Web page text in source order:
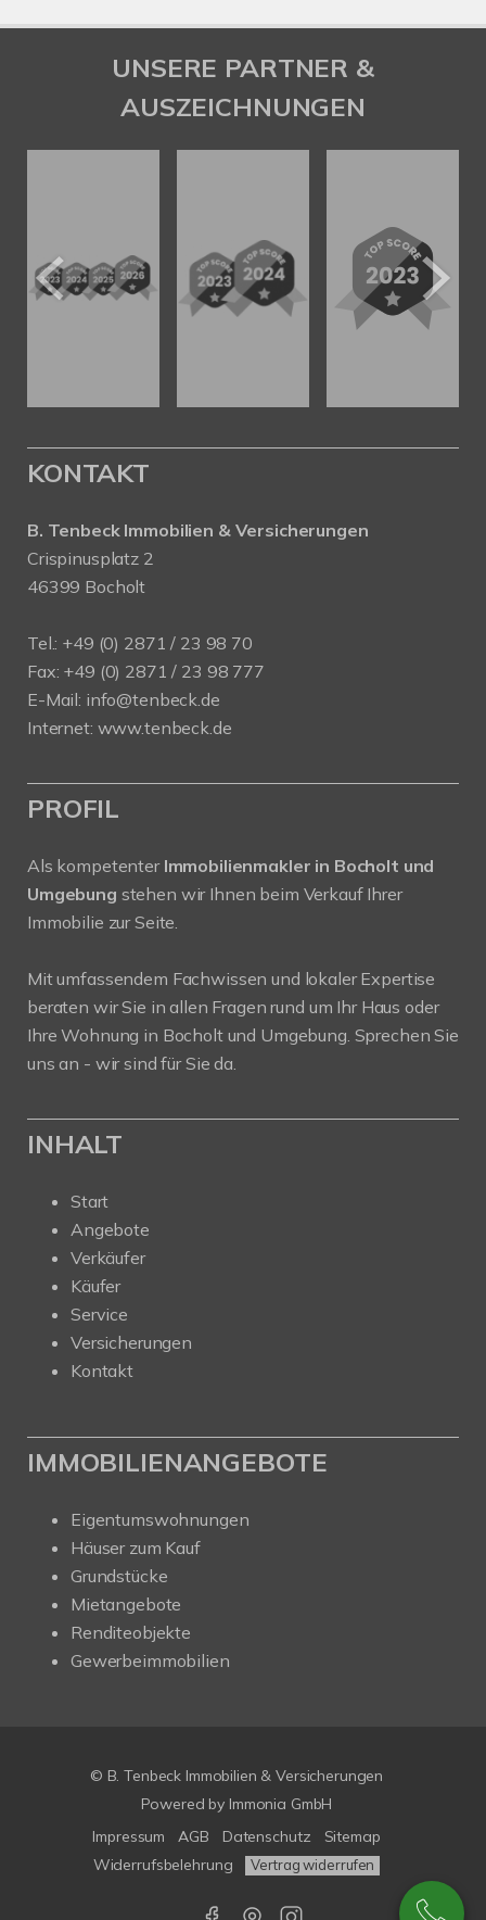
UNSERE PARTNER &
AUSZEICHNUNGEN
KONTAKT
B. Tenbeck Immobilien & Versicherungen
Crispinusplatz 2
46399 Bocholt
Tel.: +49 (0) 2871 / 23 98 70
Fax: +49 (0) 2871 / 23 98 777
E-Mail: info@tenbeck.de
Internet: www.tenbeck.de
PROFIL
Als kompetenter Immobilienmakler in Bocholt und
Umgebung stehen wir Ihnen beim Verkauf Ihrer
Immobilie zur Seite.
Mit umfassendem Fachwissen und lokaler Expertise
beraten wir Sie in allen Fragen rund um Ihr Haus oder
Ihre Wohnung in Bocholt und Umgebung. Sprechen Sie
uns an - wir sind für Sie da.
INHALT
Start
Angebote
Verkäufer
Käufer
Service
Versicherungen
Kontakt
IMMOBILIENANGEBOTE
Eigentumswohnungen
Häuser zum Kauf
Grundstücke
Mietangebote
Renditeobjekte
Gewerbeimmobilien
© B. Tenbeck Immobilien & Versicherungen
Powered by Immonia GmbH
Impressum
AGB Datenschutz
Sitemap
Widerrufsbelehrung
Vertrag widerrufen